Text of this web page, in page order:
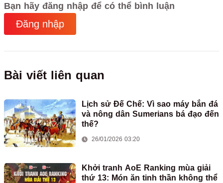
Bạn hãy đăng nhập để có thể bình luận
Đăng nhập
Bài viết liên quan
Lịch sử Đế Chế: Vì sao máy bắn đá
và nông dân Sumerians bá đạo đến
thế?
26/01/2026 03:20
Khởi tranh AoE Ranking mùa giải
thứ 13: Món ăn tinh thần không thể